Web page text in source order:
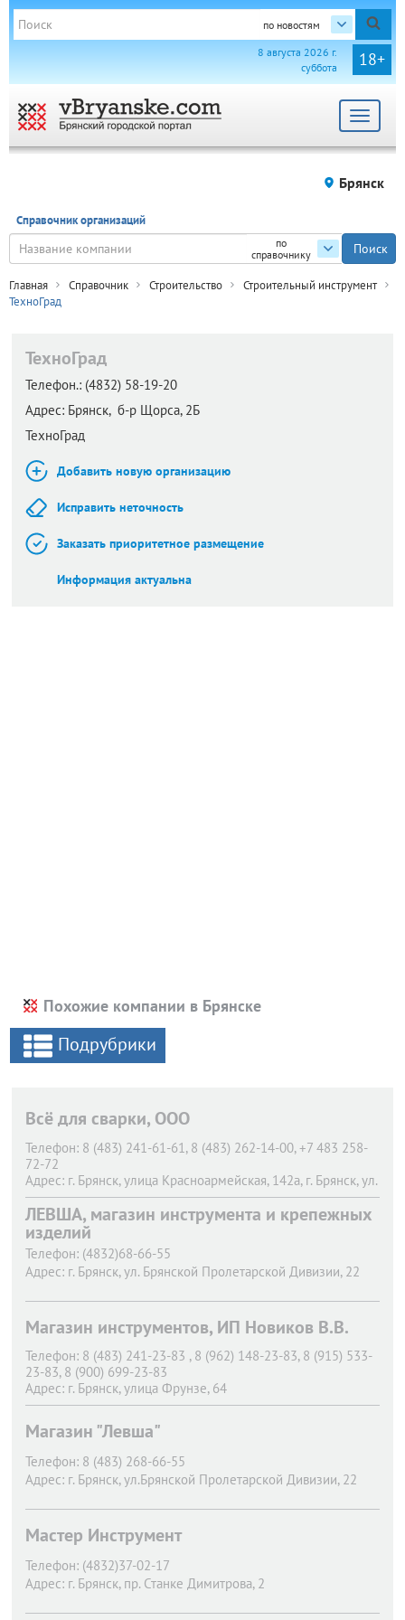
по новостям
18+
8 августа 2026 г.
суббота
Toggle
Брянск
Справочник организаций
по
справочнику
Главная Справочник Строительство
Строительный инструмент
ТехноГрад
ТехноГрад
Телефон.: (4832) 58-19-20
Адрес: Брянск, б-р Щорса, 2Б
ТехноГрад
Добавить новую организацию
Исправить неточность
Заказать приоритетное размещение
Информация актуальна
Похожие компании в Брянске
Подрубрики
Всё для сварки, ООО
Телефон: 8 (483) 241-61-61, 8 (483) 262-14-00, +7 483 258-
72-72
Адрес: г. Брянск, улица Красноармейская, 142а, г. Брянск, ул.
Димитрова 58
ЛЕВША, магазин инструмента и крепежных
изделий
Телефон: (4832)68-66-55
Адрес: г. Брянск, ул. Брянской Пролетарской Дивизии, 22
Магазин инструментов, ИП Новиков В.В.
Телефон: 8 (483) 241-23-83 , 8 (962) 148-23-83, 8 (915) 533-
23-83, 8 (900) 699-23-83
Адрес: г. Брянск, улица Фрунзе, 64
Магазин "Левша"
Телефон: 8 (483) 268-66-55
Адрес: г. Брянск, ул.Брянской Пролетарской Дивизии, 22
Мастер Инструмент
Телефон: (4832)37-02-17
Адрес: г. Брянск, пр. Станке Димитрова, 2